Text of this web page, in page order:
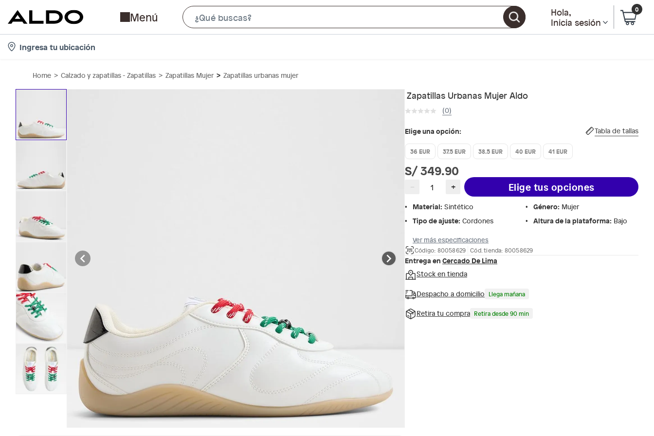
Menú
e
B
Hola,
Inicia sesión
0
Ingresa tu ubicación
Home Calzado y zapatillas - Zapatillas Zapatillas Mujer Zapatillas urbanas mujer
Zapatillas Urbanas Mujer Aldo
(0)
Elige una opción: Tabla de tallas
36 EUR 37.5 EUR 38.5 EUR 40 EUR 41 EUR
S/ 349.90
− + Elige tus opciones
Material: Sintético Género: Mujer
Tipo de ajuste: Cordones Altura de la plataforma: Bajo
Ver más especificaciones
Código: 80058629 Cód. tienda: 80058629
Entrega en Cercado De Lima
Stock en tienda
Despacho a domicilio Llega mañana
Retira tu compra Retira desde 90 min